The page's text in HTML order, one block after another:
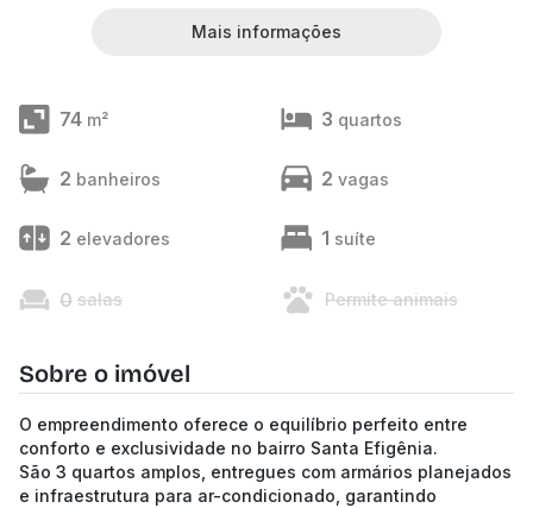
Mais informações
74 m² 3 quartos
2 banheiros 2 vagas
2 elevadores 1 suíte
0 salas Permite animais
Sobre o imóvel
O empreendimento oferece o equilíbrio perfeito entre
conforto e exclusividade no bairro Santa Efigênia.
São 3 quartos amplos, entregues com armários planejados
e infraestrutura para ar-condicionado, garantindo